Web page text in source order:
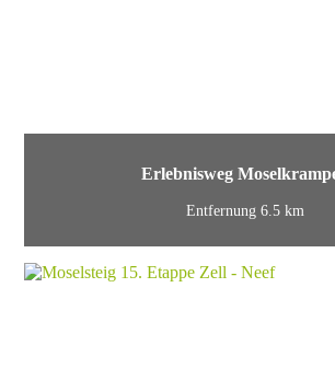
Erlebnisweg
Entfernung 6.5 km